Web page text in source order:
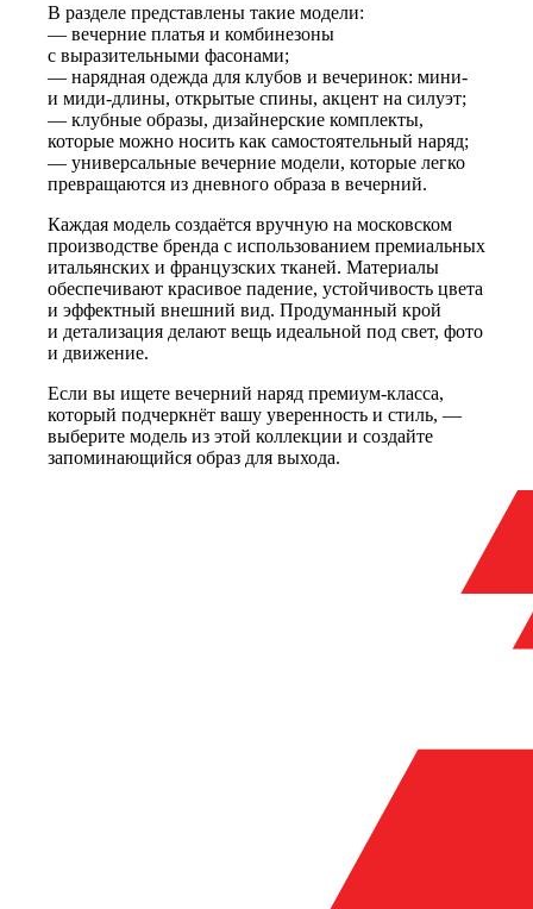
В разделе представлены такие модели:
— вечерние платья и комбинезоны
с выразительными фасонами;
— нарядная одежда для клубов и вечеринок: мини-
и миди-длины, открытые спины, акцент на силуэт;
— клубные образы, дизайнерские комплекты,
которые можно носить как самостоятельный наряд;
— универсальные вечерние модели, которые легко
превращаются из дневного образа в вечерний.
Каждая модель создаётся вручную на московском
производстве бренда с использованием премиальных
итальянских и французских тканей. Материалы
обеспечивают красивое падение, устойчивость цвета
и эффектный внешний вид. Продуманный крой
и детализация делают вещь идеальной под свет, фото
и движение.
Если вы ищете вечерний наряд премиум-класса,
который подчеркнёт вашу уверенность и стиль, —
выберите модель из этой коллекции и создайте
запоминающийся образ для выхода.